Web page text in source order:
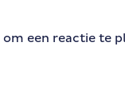
om een reactie te